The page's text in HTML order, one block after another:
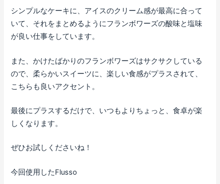
シンプルなケーキに、アイスのクリーム感が最高に合って
いて、それをまとめるようにフランボワーズの酸味と塩味
が良い仕事をしています。
また、かけたばかりのフランボワーズはサクサクしている
ので、柔らかいスイーツに、楽しい食感がプラスされて、
こちらも良いアクセント。
最後にプラスするだけで、いつもよりちょっと、食卓が楽
しくなります。
ぜひお試しくださいね！
今回使用したFlusso